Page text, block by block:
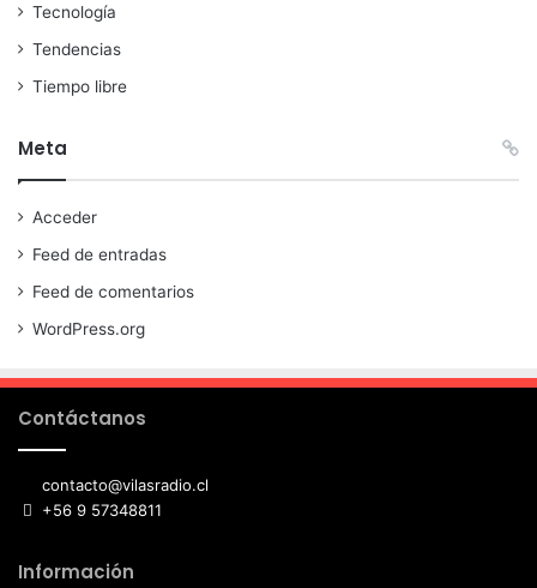
Tecnología
Tendencias
Tiempo libre
Meta
Acceder
Feed de entradas
Feed de comentarios
WordPress.org
Contáctanos
contacto@vilasradio.cl
+56 9 57348811
Información